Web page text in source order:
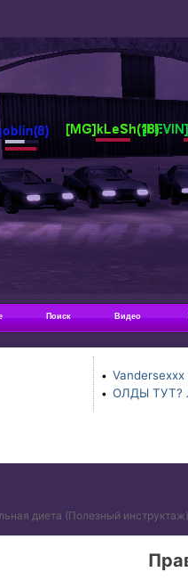
Поиск Видео
•
• ОЛДЫ ТУТ?
диета (Полезный инструктаж)